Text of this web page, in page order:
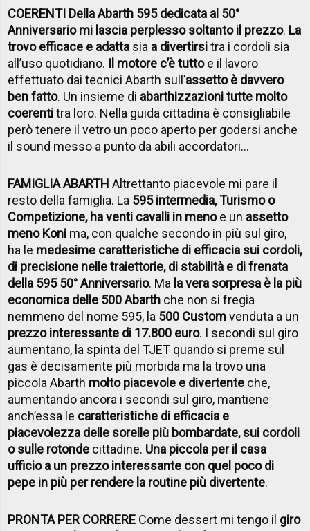
COERENTI Della Abarth 595 dedicata al 50°
Anniversario mi lascia perplesso soltanto il prezzo. La
trovo efficace e adatta sia a divertirsitra i cordoli sia
all’uso quotidiano. Il motore c’è tuttoe il lavoro
effettuato dai tecnici Abarth sull’assetto è davvero
ben fatto. Un insieme di abarthizzazioni tutte molto
coerentitra loro. Nella guida cittadina è consigliabile
però tenere il vetro un poco aperto per godersi anche
il sound messo a punto da abili accordatori…
FAMIGLIA ABARTH Altrettanto piacevole mi pare il
resto della famiglia. La 595 intermedia, Turismo o
Competizione, ha venti cavalli in menoe un assetto
meno Koni ma, con qualche secondo in più sul giro,
ha le medesime caratteristiche di efficacia sui cordoli,
di precisione nelle traiettorie, di stabilità e di frenata
della 595 50° Anniversario. Ma la vera sorpresa è la più
economica delle 500 Abarth che non si fregia
nemmeno del nome 595, la 500 Customvenduta a un
prezzo interessante di 17.800 euro. I secondi sul giro
aumentano, la spinta del TJET quando si preme sul
gas è decisamente più morbida ma la trovo una
piccola Abarth molto piacevole e divertente che,
aumentando ancora i secondi sul giro, mantiene
anch’essa le caratteristiche di efficacia e
piacevolezza delle sorelle più bombardate, sui cordoli
o sulle rotonde cittadine. Una piccola per il casa
ufficio a un prezzo interessante con quel poco di
pepe in più per rendere la routine più divertente.
PRONTA PER CORRERE Come dessert mi tengo il giro